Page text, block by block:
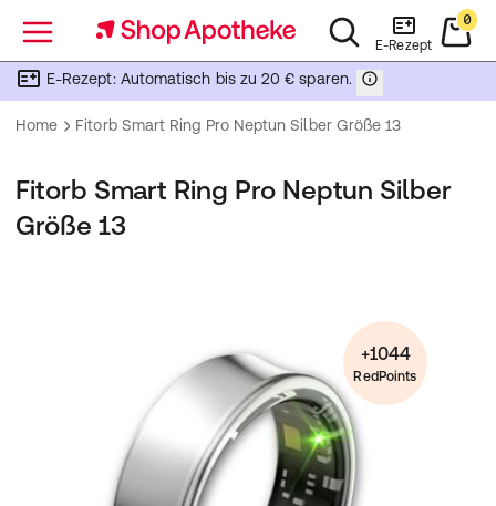
Menü E-Rezept
0
E-Rezept: Automatisch bis zu 20 € sparen.
Home Fitorb Smart Ring Pro Neptun Silber Größe 13
Fitorb Smart Ring Pro Neptun Silber
Größe 13
+1044
RedPoints